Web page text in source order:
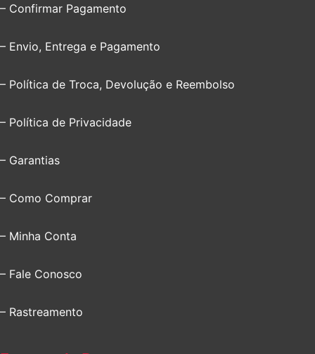
– Confirmar Pagamento
– Envio, Entrega e Pagamento
– Política de Troca, Devolução e Reembolso
– Política de Privacidade
– Garantias
– Como Comprar
– Minha Conta
– Fale Conosco
– Rastreamento